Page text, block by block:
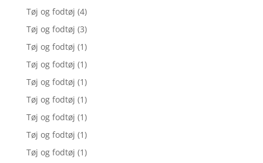
Tøj og fodtøj (4)
Tøj og fodtøj (3)
Tøj og fodtøj (1)
Tøj og fodtøj (1)
Tøj og fodtøj (1)
Tøj og fodtøj (1)
Tøj og fodtøj (1)
Tøj og fodtøj (1)
Tøj og fodtøj (1)